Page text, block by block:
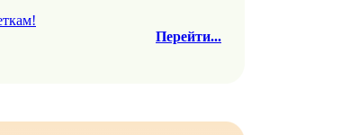
Перейти...